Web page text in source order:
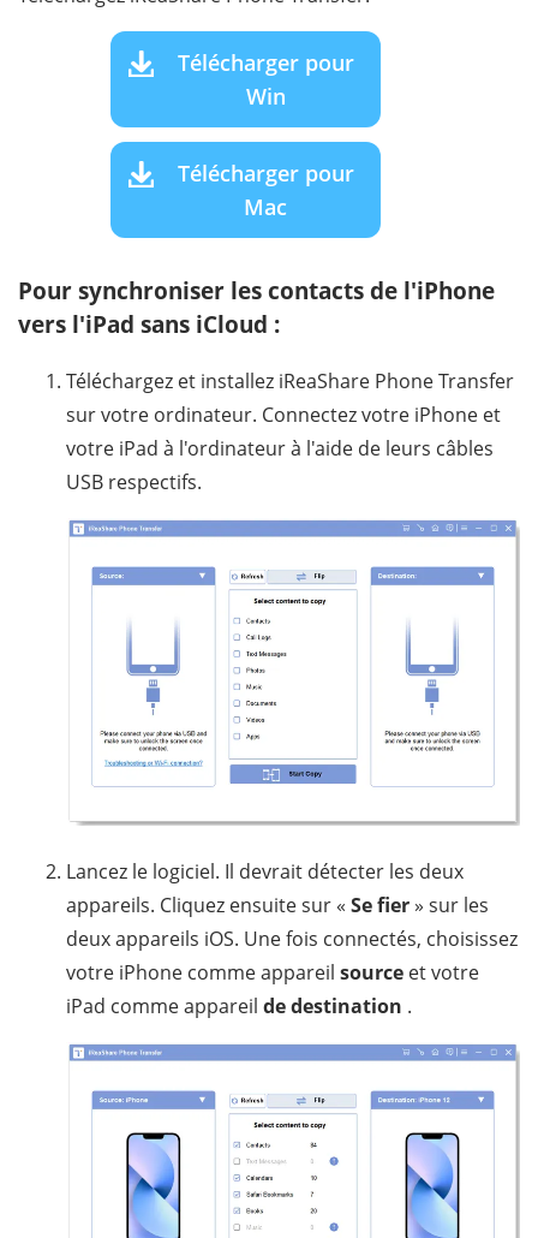
Télécharger pour
Win
Télécharger pour
Mac
Pour synchroniser les contacts de l'iPhone
vers l'iPad sans iCloud :
Téléchargez et installez iReaShare Phone Transfer
sur votre ordinateur. Connectez votre iPhone et
votre iPad à l'ordinateur à l'aide de leurs câbles
USB respectifs.
Lancez le logiciel. Il devrait détecter les deux
appareils. Cliquez ensuite sur « Se fier» sur les
deux appareils iOS. Une fois connectés, choisissez
votre iPhone comme appareil source et votre
iPad comme appareil de destination .